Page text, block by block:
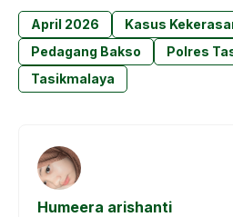
c
e
b
a
t
s
p
p
s
s
e
r
e
g
r
April 2026 Kasus
Pedagang Bakso
Polres
Tasikmalaya
Humeera arishanti